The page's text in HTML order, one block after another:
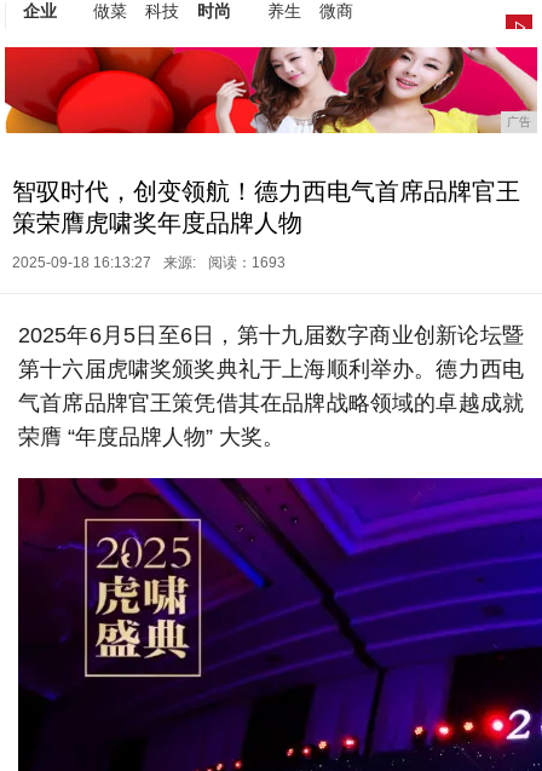
企业
做菜 科技 时尚 养生 微商
广告
智驭时代，创变领航！德力西电气首席品牌官王
策荣膺虎啸奖年度品牌人物
2025-09-18 16:13:27 来源: 阅读：1693
2025年6月5日至6日，第十九届数字商业创新论坛暨
第十六届虎啸奖颁奖典礼于上海顺利举办。德力西电
气首席品牌官王策凭借其在品牌战略领域的卓越成就
荣膺 “年度品牌人物” 大奖。